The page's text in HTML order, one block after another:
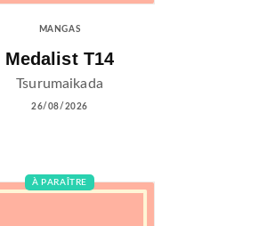
MANGAS
Medalist T14
Tsurumaikada
26/08/2026
À PARAÎTRE